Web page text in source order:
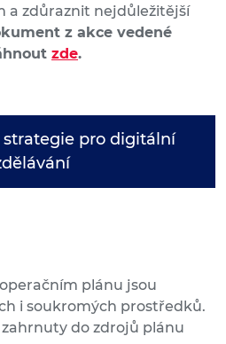
a zdůraznit nejdůležitější
z akce vedené
zde.
pro digitální
plánu jsou
i soukromých prostředků.
do zdrojů plánu